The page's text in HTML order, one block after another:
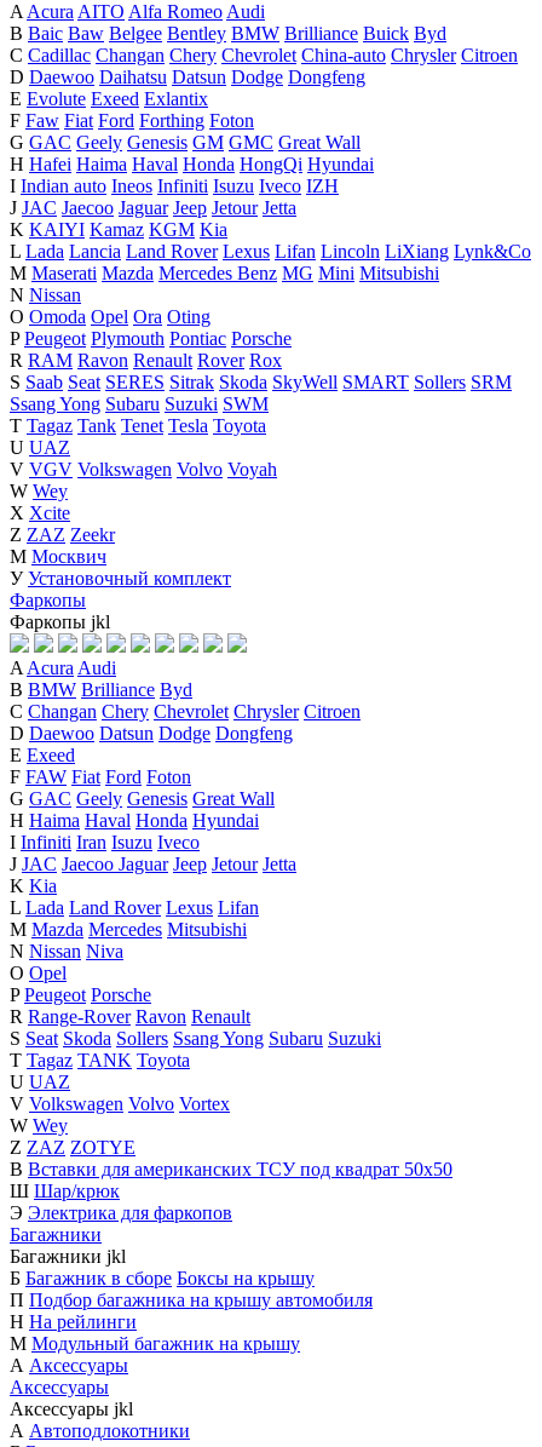
A Acura AITO Alfa Romeo Audi
B Baic Baw Belgee Bentley BMW Brilliance Buick Byd
C Cadillac Changan Chery Chevrolet China-auto Chrysler Citroen
D Daewoo Daihatsu Datsun Dodge Dongfeng
E Evolute Exeed Exlantix
F Faw Fiat Ford Forthing Foton
G GAC Geely Genesis GM GMC Great Wall
H Hafei Haima Haval Honda HongQi Hyundai
I Indian auto Ineos Infiniti Isuzu Iveco IZH
J JAC Jaecoo Jaguar Jeep Jetour Jetta
K KAIYI Kamaz KGM Kia
L Lada Lancia Land Rover Lexus Lifan Lincoln LiXiang Lynk&Co
M Maserati Mazda Mercedes Benz MG Mini Mitsubishi
N Nissan
O Omoda Opel Ora Oting
P Peugeot Plymouth Pontiac Porsche
R RAM Ravon Renault Rover Rox
S Saab Seat SERES Sitrak Skoda SkyWell SMART Sollers SRM
Ssang Yong Subaru Suzuki SWM
T Tagaz Tank Tenet Tesla Toyota
U UAZ
V VGV Volkswagen Volvo Voyah
W Wey
X Xcite
Z ZAZ Zeekr
М Москвич
У Установочный комплект
Фаркопы
Фаркопы jkl
A Acura Audi
B BMW Brilliance Byd
C Changan Chery Chevrolet Chrysler Citroen
D Daewoo Datsun Dodge Dongfeng
E Exeed
F FAW Fiat Ford Foton
G GAC Geely Genesis Great Wall
H Haima Haval Honda Hyundai
I Infiniti Iran Isuzu Iveco
J JAC Jaecoo Jaguar Jeep Jetour Jetta
K Kia
L Lada Land Rover Lexus Lifan
M Mazda Mercedes Mitsubishi
N Nissan Niva
O Opel
P Peugeot Porsche
R Range-Rover Ravon Renault
S Seat Skoda Sollers Ssang Yong Subaru Suzuki
T Tagaz TANK Toyota
U UAZ
V Volkswagen Volvo Vortex
W Wey
Z ZAZ ZOTYE
В Вставки для американских ТСУ под квадрат 50х50
Ш Шар/крюк
Э Электрика для фаркопов
Багажники
Багажники jkl
Б Багажник в сборе Боксы на крышу
П Подбор багажника на крышу автомобиля
Н На рейлинги
М Модульный багажник на крышу
А Аксессуары
Аксессуары
Аксессуары jkl
А Автоподлокотники